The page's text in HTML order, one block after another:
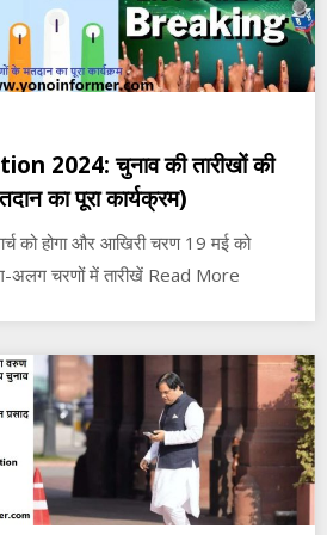
2024: चुनाव की तारीखों की
का पूरा कार्यक्रम)
को होगा और आखिरी चरण 19 मई को
अलग चरणों में तारीखें Read More